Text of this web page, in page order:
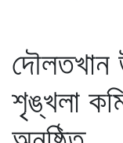
শৃঙ্খলা